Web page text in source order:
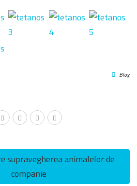
Blog
supravegherea animalelor de
companie